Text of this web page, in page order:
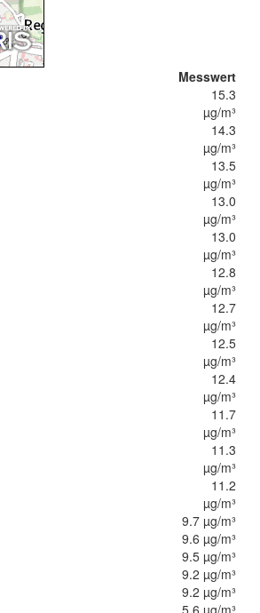
Messwert
15.3
µg/m³
14.3
µg/m³
13.5
µg/m³
13.0
µg/m³
13.0
µg/m³
12.8
µg/m³
12.7
µg/m³
12.5
µg/m³
12.4
µg/m³
11.7
µg/m³
11.3
µg/m³
11.2
µg/m³
9.7 µg/m³
9.6 µg/m³
9.5 µg/m³
9.2 µg/m³
9.2 µg/m³
5.6 µg/m³